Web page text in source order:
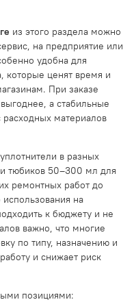
из этого раздела можно
на предприятие или
удобна для
которые ценят время и
При заказе
а стабильные
материалов
в разных
тюбиков 50–300 мл для
ремонтных работ до
на
к бюджету и не
важно, что многие
по типу, назначению и
и снижает риск
позициями: